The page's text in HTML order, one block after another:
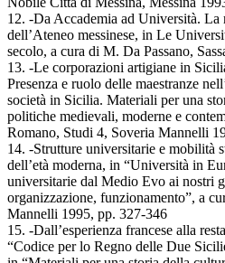
12. -Da Accademia ad Università. La
dell’Ateneo messinese, in Le
secolo, a cura di M. Da Passano,
13. -Le corporazioni artigiane in
Presenza e ruolo delle maestranze
società in Sicilia. Materiali per una
politiche medievali, moderne e
Romano, Studi 4, Soveria Mannelli
14. -Strutture universitarie e mobilità
dell’età moderna, in “Università in
universitarie dal Medio Evo ai nostri
organizzazione, funzionamento”, a
Mannelli 1995, pp. 327-346
15. -Dall’esperienza francese alla
“Codice per lo Regno delle Due